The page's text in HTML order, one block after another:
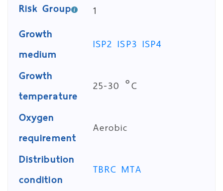
Risk Group
1
Growth
medium
ISP2 ISP3 ISP4
Growth
temperature
25-30 °C
Oxygen
requirement
Aerobic
Distribution
condition
TBRC MTA